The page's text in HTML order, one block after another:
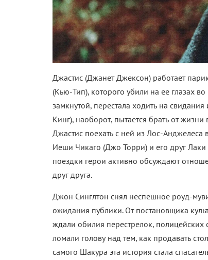
Джастис (Джанет Джексон) работает
(Кью-Тип), которого убили на ее глазах
замкнутой, перестала ходить на
Кинг), наоборот, пытается брать от
Джастис поехать с ней из Лос-
Иеши Чикаго (Джо Торри) и его друг Лаки
поездки герои активно обсуждают
друг друга.
Джон Синглтон снял неспешное роуд-
ожидания публики. От постановщика
ждали обилия перестрелок,
ломали голову над тем, как продавать
самого Шакура эта история стала